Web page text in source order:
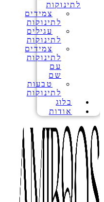
לתינוקות
צמידים
לתינוקות
עגילים
לתינוקות
צמידים
לתינוקות
עם
שם
טבעות
לתינוקות
בלוג
אודות